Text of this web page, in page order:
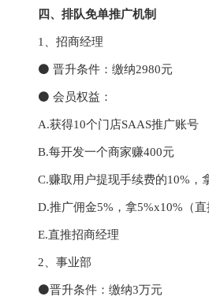
四、排队免单推广机制
1、招商经理
⚫ 晋升条件：缴纳2980元
⚫ 会员权益：
A.获得10个门店SAAS推广账号
B.每开发一个商家赚400元
C.赚取用户提现手续费的10%，
D.推广佣金5%，拿5%x10%（直
E.直推招商经理
2、事业部
⚫晋升条件：缴纳3万元